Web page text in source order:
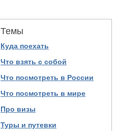
Темы
Куда поехать
Что взять с собой
Что посмотреть в России
Что посмотреть в мире
Про визы
Туры и путевки